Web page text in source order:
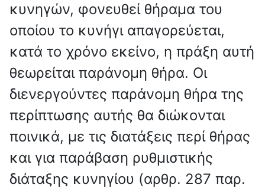
κυνηγών, φονευθεί θήραμα του
οποίου το κυνήγι απαγορεύεται,
κατά το χρόνο εκείνο, η πράξη αυτή
θεωρείται παράνομη θήρα. Οι
διενεργούντες παράνομη θήρα της
περίπτωσης αυτής θα διώκονται
ποινικά, με τις διατάξεις περί θήρας
και για παράβαση ρυθμιστικής
διάταξης κυνηγίου (αρθρ. 287 παρ.